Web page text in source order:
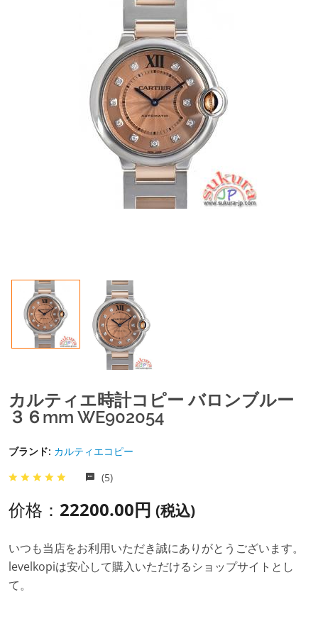
カルティエ時計コピー バロンブルー
３６mm WE902054
ブランド: カルティエコピー
(5)
价格： 22200.00円 (税込)
いつも当店をお利用いただき誠にありがとうございます。
levelkopiは安心して購入いただけるショップサイトとし
て。